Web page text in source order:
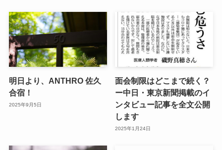
明日より、ANTHRO 佐久
合宿！
2025年9月5日
面会制限はどこまで続く？
ー中日・東京新聞掲載のイ
ンタビュー記事を全文公開
します
2025年1月24日